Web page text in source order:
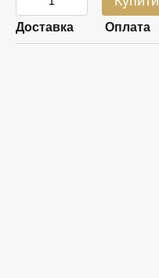
Доставка Оплата